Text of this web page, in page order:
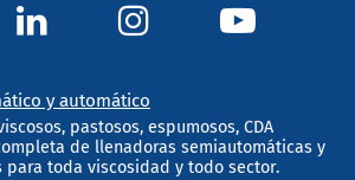
y automático
pastosos, espumosos, CDA
de llenadoras semiautomáticas y
para toda viscosidad y todo sector.